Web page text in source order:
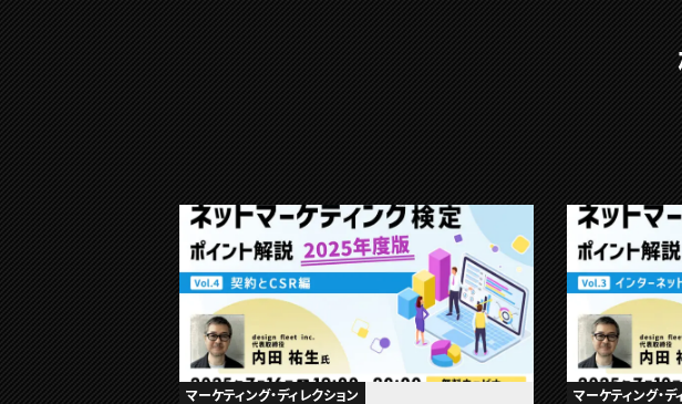
マーケティング・ディレクション マーケティング・デ